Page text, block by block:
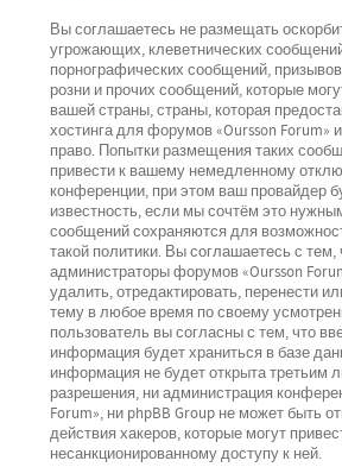
Вы соглашаетесь не размещать
угрожающих, клеветнических
порнографических сообщений,
розни и прочих сообщений, которые
вашей страны, страны, которая
хостинга для форумов «Oursson Forum»
право. Попытки размещения таких
привести к вашему немедленному
конференции, при этом ваш провайдер
известность, если мы сочтём это
сообщений сохраняются для
такой политики. Вы соглашаетесь с тем,
администраторы форумов «Oursson
удалить, отредактировать, перенести
тему в любое время по своему
пользователь вы согласны с тем, что
информация будет храниться в базе
информация не будет открыта третьим
разрешения, ни администрация
Forum», ни phpBB Group не может быть
действия хакеров, которые могут
несанкционированному доступу к ней.